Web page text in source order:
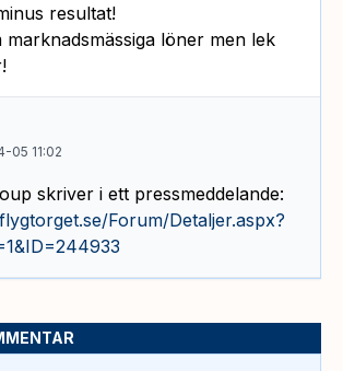
resultat!
marknadsmässiga löner men lek
05 11:02
skriver i ett pressmeddelande:
Forum/Detaljer.aspx?